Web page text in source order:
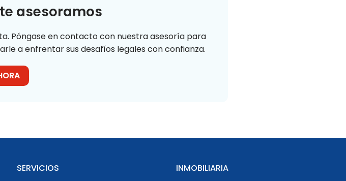
asesoramos
Póngase en contacto con nuestra asesoría para
a enfrentar sus desafíos legales con confianza.
SERVICIOS INMOBILIARIA